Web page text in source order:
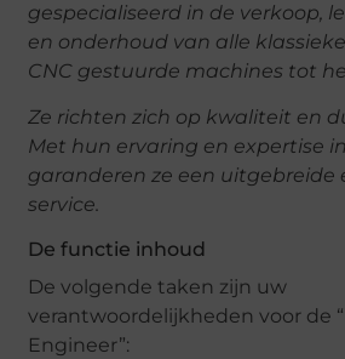
gespecialiseerd in de verkoop,
en onderhoud van alle
CNC gestuurde machines tot
Ze richten zich op kwaliteit en
Met hun ervaring en expertise
garanderen ze een uitgebreide
service.
De functie inhoud
De volgende taken zijn uw
verantwoordelijkheden voor de
Engineer”: